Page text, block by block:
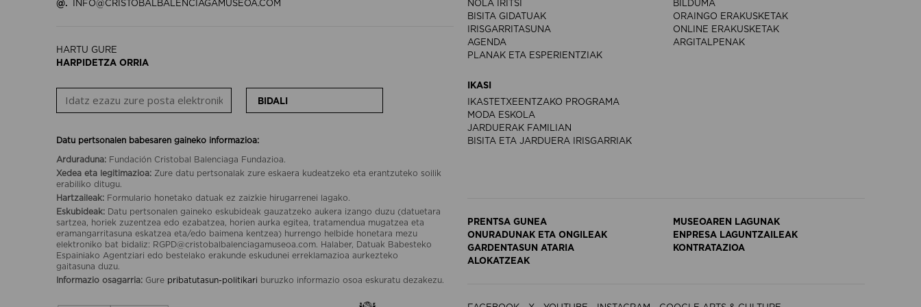
@.
INFO@CRISTOBALBALENCIAGAMUSEOA.COM
HARTU GURE
HARPIDETZA ORRIA
BIDALI
Datu pertsonalen babesaren gaineko informazioa:
Arduraduna: Fundación Cristobal Balenciaga Fundazioa.
Xedea eta legitimazioa: Zure datu pertsonalak zure eskaera kudeatzeko eta erantzuteko soilik
erabiliko ditugu.
Hartzaileak: Formulario honetako datuak ez zaizkie hirugarrenei lagako.
Eskubideak: Datu pertsonalen gaineko eskubideak gauzatzeko aukera izango duzu (datuetara
sartzea, horiek zuzentzea edo ezabatzea, horien aurka egitea, tratamendua mugatzea eta
eramangarritasuna eskatzea eta/edo baimena kentzea) hurrengo helbide honetara mezu
elektroniko bat bidaliz: RGPD@cristobalbalenciagamuseoa.com. Halaber, Datuak Babesteko
Espainiako Agentziari edo bestelako erakunde eskudunei erreklamazioa aurkezteko
gaitasuna duzu.
Informazio osagarria: Gure pribatutasun-politikari buruzko informazio osoa eskuratu dezakezu.
NOLA IRITSI
BISITA GIDATUAK
IRISGARRITASUNA
AGENDA
PLANAK ETA ESPERIENTZIAK
BILDUMA
ORAINGO ERAKUSKETAK
ONLINE ERAKUSKETAK
ARGITALPENAK
IKASI
IKASTETXEENTZAKO PROGRAMA
MODA ESKOLA
JARDUERAK FAMILIAN
BISITA ETA JARDUERA IRISGARRIAK
PRENTSA GUNEA
MUSEOAREN LAGUNAK
ONURADUNAK ETA ONGILEAK
ENPRESA LAGUNTZAILEAK
GARDENTASUN ATARIA
KONTRATAZIOA
ALOKATZEAK